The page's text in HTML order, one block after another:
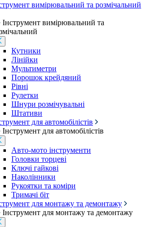
вимірювальний та розмічальний
Інструмент вимірювальний та
Кутники
Лінійки
Мультиметри
Порошок крейдяний
Рівні
Рулетки
Шнури розмічувальні
Штативи
для автомобілістів
Інструмент для автомобілістів
Авто-мото інструменти
Головки торцеві
Ключі гайкові
Наколінники
Рукоятки та коміри
Тримачі біт
для монтажу та демонтажу
Інструмент для монтажу та демонтажу